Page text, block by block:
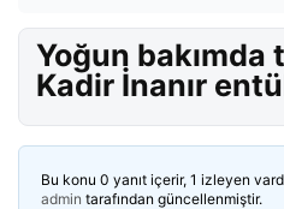
Yoğun bakımda
Kadir İnanır
Bu konu 0 yanıt içerir, 1 izleyen
admin tarafından güncellenmiştir.